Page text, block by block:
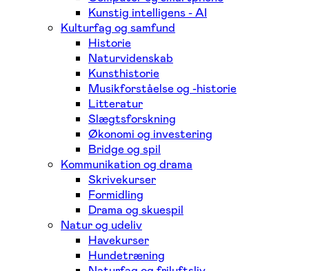
Kunstig intelligens - AI
Kulturfag og samfund
Historie
Naturvidenskab
Kunsthistorie
Musikforståelse og -historie
Litteratur
Slægtsforskning
Økonomi og investering
Bridge og spil
Kommunikation og drama
Skrivekurser
Formidling
Drama og skuespil
Natur og udeliv
Havekurser
Hundetræning